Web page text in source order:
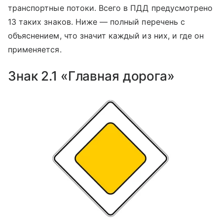
транспортные потоки. Всего в ПДД предусмотрено
13 таких знаков. Ниже — полный перечень с
объяснением, что значит каждый из них, и где он
применяется.
Знак 2.1 «Главная дорога»